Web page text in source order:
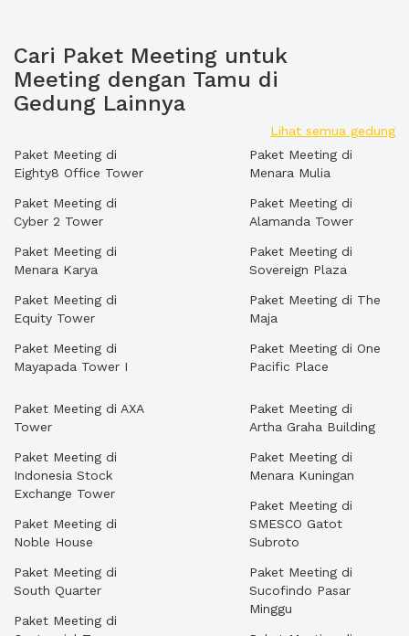
Cari Paket Meeting untuk
Meeting dengan Tamu di
Gedung Lainnya
Lihat semua gedung
Paket Meeting di
Eighty8 Office Tower
Paket Meeting di
Cyber 2 Tower
Paket Meeting di
Menara Karya
Paket Meeting di
Equity Tower
Paket Meeting di
Mayapada Tower I
Paket Meeting di
Menara Mulia
Paket Meeting di
Alamanda Tower
Paket Meeting di
Sovereign Plaza
Paket Meeting di The
Maja
Paket Meeting di One
Pacific Place
Paket Meeting di AXA
Tower
Paket Meeting di
Indonesia Stock
Exchange Tower
Paket Meeting di
Noble House
Paket Meeting di
South Quarter
Paket Meeting di
Paket Meeting di
Artha Graha Building
Paket Meeting di
Menara Kuningan
Paket Meeting di
SMESCO Gatot
Subroto
Paket Meeting di
Sucofindo Pasar
Minggu